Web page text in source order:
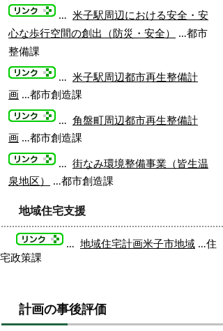
… 米子駅周辺における安全・安
心な歩行空間の創出（防災・安全）
…都市
整備課
… 米子駅周辺都市再生整備計
画 …都市創造課
… 角盤町周辺都市再生整備計
画 …都市創造課
… 街なみ環境整備事業（皆生温
泉地区）
…都市創造課
地域住宅支援
… 地域住宅計画米子市地域 …住
宅政策課
計画の事後評価